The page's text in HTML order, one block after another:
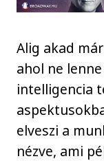
Alig akad
ahol ne
intelligencia
elveszi a
nézve, ami